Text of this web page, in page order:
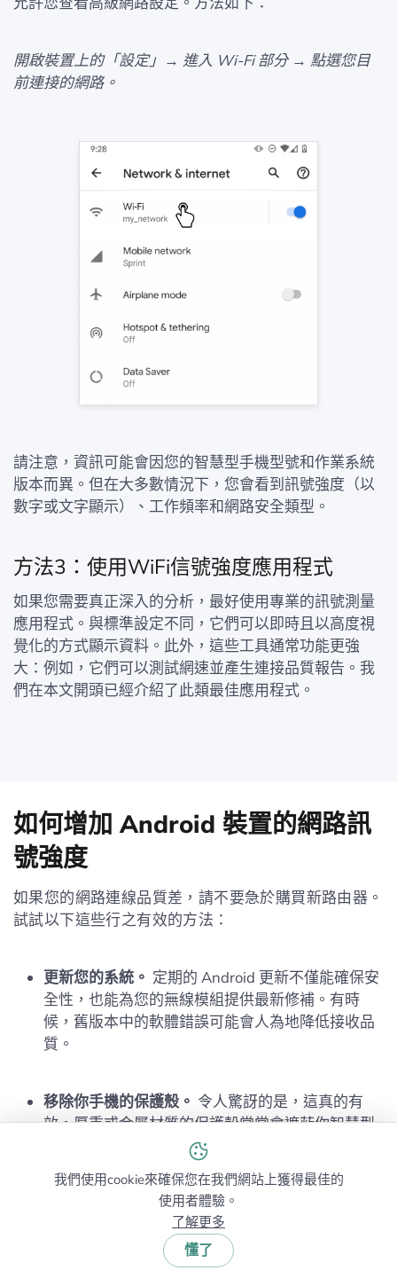
開啟裝置上的「設定」→ 進入 Wi-Fi 部分 → 點選您目
前連接的網路。
請注意，資訊可能會因您的智慧型手機型號和作業系統
版本而異。但在大多數情況下，您會看到訊號強度（以
數字或文字顯示）、工作頻率和網路安全類型。
方法3：使用WiFi信號強度應用程式
如果您需要真正深入的分析，最好使用專業的訊號測量
應用程式。與標準設定不同，它們可以即時且以高度視
覺化的方式顯示資料。此外，這些工具通常功能更強
大：例如，它們可以測試網速並產生連接品質報告。我
們在本文開頭已經介紹了此類最佳應用程式。
如何增加 Android 裝置的網路訊
號強度
如果您的網路連線品質差，請不要急於購買新路由器。
試試以下這些行之有效的方法：
更新您的系統。 定期的 Android 更新不僅能確保安
全性，也能為您的無線模組提供最新修補。有時
候，舊版本中的軟體錯誤可能會人為地降低接收品
質。
移除你手機的保護殼。 令人驚訝的是，這真的有
效。厚重或金屬材質的保護殼常常會遮蔽你智慧型
手機的天線。如果你的訊號突然下降，試著拿掉保
護殼，然後再檢查一次連線。
更新路由器的韌體：如果你的路由器有行動應用程
式，你只需輕觸一下就能檢查更新。新的韌體通常
能修復訊號分配問題。
我們使用cookie來確保您在我們網站上獲得最佳的
使用者體驗。
了解更多
懂了